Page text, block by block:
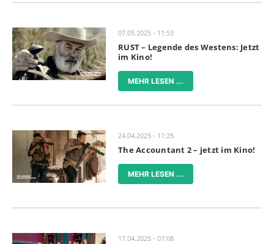
07.05.2025 - 11:53
RUST – Legende des Westens: Jetzt
im Kino!
MEHR LESEN ...
24.04.2025 - 11:25
The Accountant 2 – jetzt im Kino!
MEHR LESEN ...
17.04.2025 - 07:08